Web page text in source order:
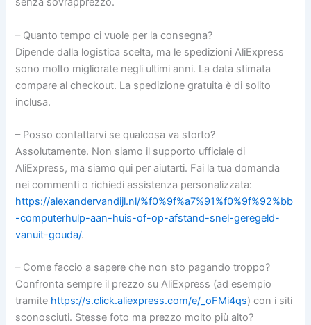
– Quanto tempo ci vuole per la consegna?
Dipende dalla logistica scelta, ma le spedizioni AliExpress
sono molto migliorate negli ultimi anni. La data stimata
compare al checkout. La spedizione gratuita è di solito
inclusa.
– Posso contattarvi se qualcosa va storto?
Assolutamente. Non siamo il supporto ufficiale di
AliExpress, ma siamo qui per aiutarti. Fai la tua domanda
nei commenti o richiedi assistenza personalizzata:
https://alexandervandijl.nl/%f0%9f%a7%91%f0%9f%92%bb
-computerhulp-aan-huis-of-op-afstand-snel-geregeld-
vanuit-gouda/.
– Come faccio a sapere che non sto pagando troppo?
Confronta sempre il prezzo su AliExpress (ad esempio
tramite https://s.click.aliexpress.com/e/_oFMi4qs) con i siti
sconosciuti. Stesse foto ma prezzo molto più alto?